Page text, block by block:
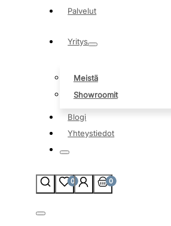
Palvelut
Yritys
Meistä
Showroomit
Blogi
Yhteystiedot
0 0